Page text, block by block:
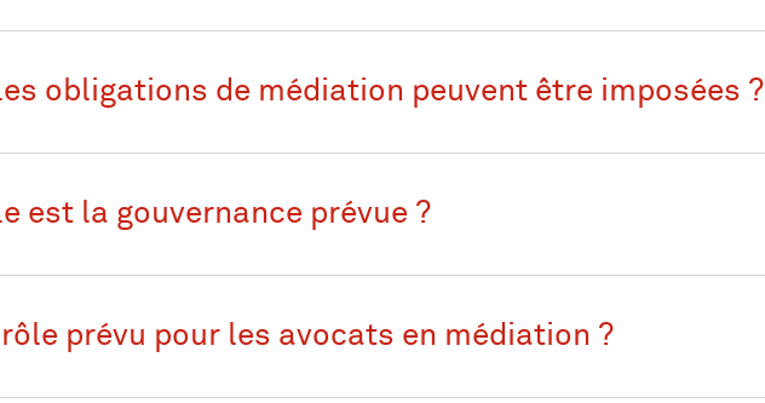
obligations de médiation peuvent être imposées ?
est la gouvernance prévue ?
prévu pour les avocats en médiation ?